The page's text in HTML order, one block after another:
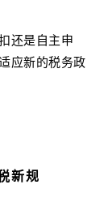
还是自主申
应新的税务政
新规